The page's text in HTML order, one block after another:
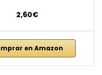
2,60€
en Amazon